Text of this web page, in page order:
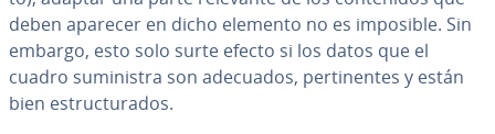
deben aparecer en dicho elemento no es imposible. Sin
embargo, esto solo surte efecto si los datos que el
cuadro su­mi­ni­s­tra son adecuados, pe­r­ti­ne­n­tes y están
bien es­tru­c­tu­ra­dos.